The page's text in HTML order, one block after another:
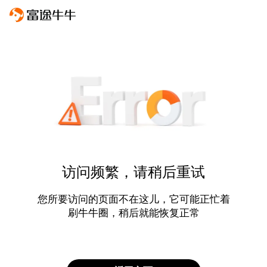
访问频繁，请稍后重试
您所要访问的页面不在这儿，它可能正忙着
刷牛牛圈，稍后就能恢复正常